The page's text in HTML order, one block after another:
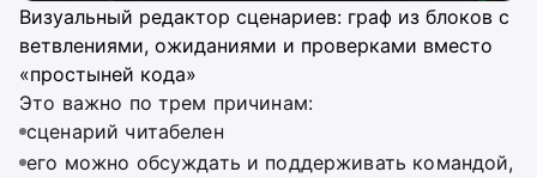
Визуальный редактор сценариев: граф из блоков с
ветвлениями, ожиданиями и проверками вместо
«простыней кода»
Это важно по трем причинам:
сценарий читабелен
его можно обсуждать и поддерживать командой,